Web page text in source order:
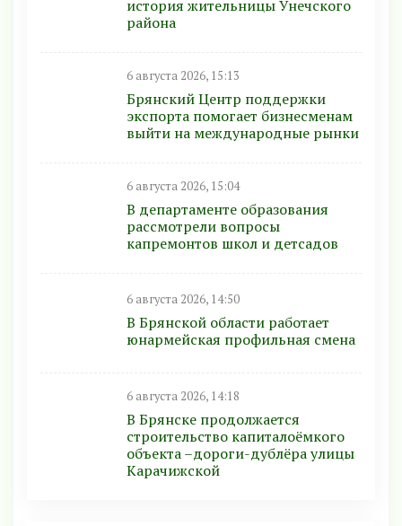
история жительницы Унечского
района
6 августа 2026, 15:13
Брянский Центр поддержки
экспорта помогает бизнесменам
выйти на международные рынки
6 августа 2026, 15:04
В департаменте образования
рассмотрели вопросы
капремонтов школ и детсадов
6 августа 2026, 14:50
В Брянской области работает
юнармейская профильная смена
6 августа 2026, 14:18
В Брянске продолжается
строительство капиталоёмкого
объекта –дороги-дублёра улицы
Карачижской